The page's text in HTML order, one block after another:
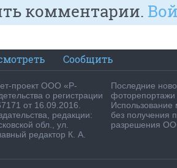
комментарии.
Сообщить
проект ООО «Р-
о регистрации
от 16.09.2016.
редакции:
обл., ул.
редактор К. А.
Последние
фоторепортажи
Использование
без получения
разрешения